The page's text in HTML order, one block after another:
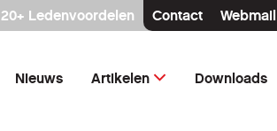
20+ Ledenvoordelen Contact Webmail
Nieuws Artikelen Downloads